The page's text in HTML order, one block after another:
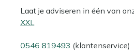
Laat je adviseren in één van
XXL
0546 819493 (klantenservice)